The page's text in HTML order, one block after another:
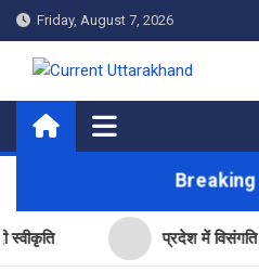
Skip
to
content
Friday, August 7, 2026
Current
Breaking
प्रदेश में विसंगति और